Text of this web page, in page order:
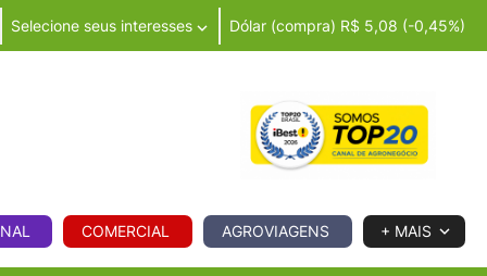
Selecione seus interesses Dólar (compra) R$ 5,08 (-0,45%)
COMERCIAL AGROVIAGENS + MAIS